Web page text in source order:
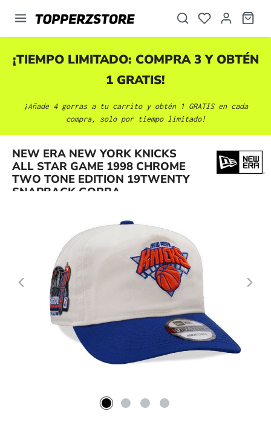
principal
¡TIEMPO LIMITADO: COMPRA 3 Y OBTÉN
1 GRATIS!
¡Añade 4 gorras a tu carrito y obtén 1 GRATIS en cada
compra, solo por tiempo limitado!
NEW ERA NEW YORK KNICKS
ALL STAR GAME 1998 CHROME
TWO TONE EDITION 19TWENTY
SNAPBACK GORRA
Omitir galería de imágenes